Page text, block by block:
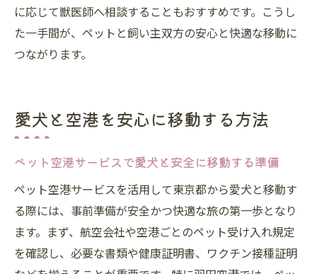
に応じて獣医師へ相談することもおすすめです。こうし
た一手間が、ペットと飼い主双方の安心と快適な移動に
つながります。
愛犬と空港を安心に移動する方法
ペット空港サービスで愛犬と安全に移動する準備
ペット空港サービスを活用して東京都から愛犬と移動す
る際には、事前準備が安全かつ快適な旅の第一歩となり
ます。まず、航空会社や空港ごとのペット受け入れ規定
を確認し、必要な書類や健康証明書、ワクチン接種証明